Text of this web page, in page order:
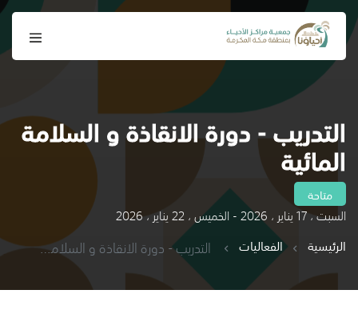
التدريب - دورة الانقاذة و السلامة
المائية
متاحة
السبت ، 17 يناير ، 2026 - الخميس ، 22 يناير ، 2026
الرئيسية
الفعاليات التدريب - دورة الانقاذة و السلامة المائية